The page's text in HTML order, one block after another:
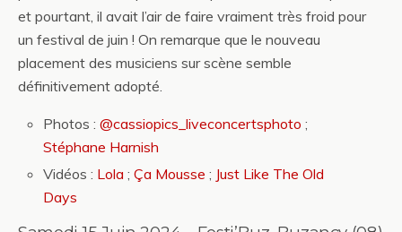
et pourtant, il avait l’air de faire vraiment très froid pour
un festival de juin ! On remarque que le nouveau
placement des musiciens sur scène semble
définitivement adopté.
Photos :@cassiopics_liveconcertsphoto ;
Stéphane Harnish
Vidéos : Lola ;Ça Mousse ; Just Like The Old
Days